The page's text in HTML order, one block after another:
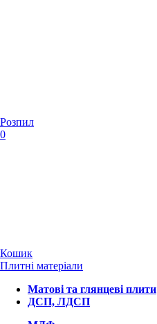
Розпил
0
Кошик
Плитні матеріали
Матові та глянцеві плити
ДСП, ЛДСП